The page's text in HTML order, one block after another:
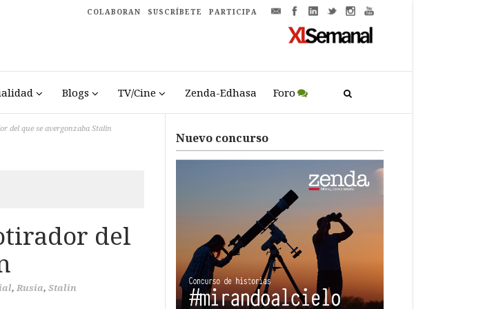
COLABORAN SUSCRÍBETE PARTICIPA
Blogs TV/Cine Zenda-Edhasa Foro
del que se avergonzaba Stalin
del
, Rusia, Stalin
Nuevo concurso